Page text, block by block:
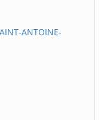
ANTOINE-